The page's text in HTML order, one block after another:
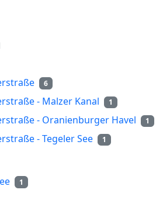
6
- Malzer Kanal 1
- Oranienburger Havel 1
- Tegeler See 1
1